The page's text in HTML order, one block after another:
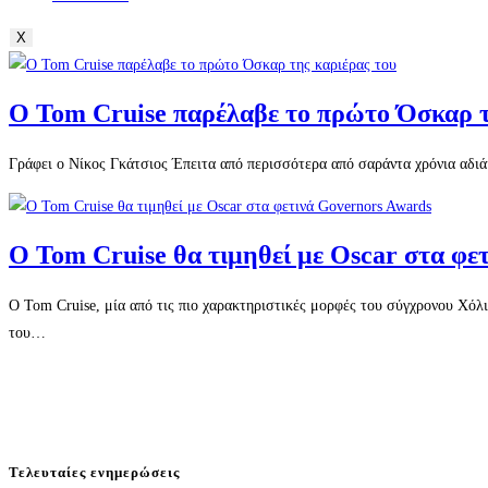
X
Ο Tom Cruise παρέλαβε το πρώτο Όσκαρ
Γράφει ο Νίκος Γκάτσιος Έπειτα από περισσότερα από σαράντα χρόνια
Ο Tom Cruise θα τιμηθεί με Oscar στα
Ο Tom Cruise, μία από τις πιο χαρακτηριστικές μορφές του σύγχρονου
του…
Τελευταίες ενημερώσεις